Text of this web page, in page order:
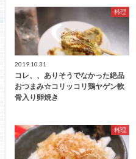
料理
2019.10.31
コレ、、ありそうでなかった絶品
おつまみ☆コリッコリ鶏ヤゲン軟
骨入り卵焼き
料理